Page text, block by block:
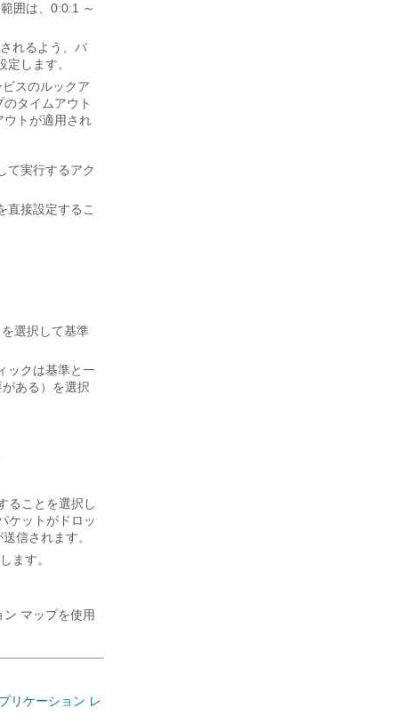
囲は、0:0:1 ～
れるよう、バ
します。
スのルックア
タイムアウト
ウトが適用され
て実行するアク
直接設定するこ
を選択して基準
ックは基準と一
がある）を選択
ることを選択し
ケットがドロッ
信されます。
ます。
マップを使用
リケーション レ